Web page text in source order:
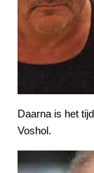
Daarna is het
Voshol.